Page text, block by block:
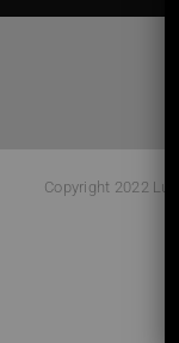
Copyright 2022